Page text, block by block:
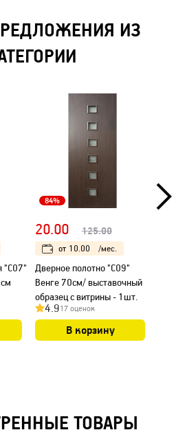
ИЗ
"С07"
84%
20.00 125.00
от 10.00 /мес.
Дверное полотно "С09"
Венге 70см/ выставочный
образец с витрины - 1шт.
4.917 оценок
В корзину
80%
ТОВАРЫ